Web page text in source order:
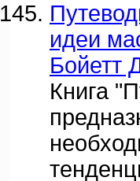
идеи
Бойетт
Книга